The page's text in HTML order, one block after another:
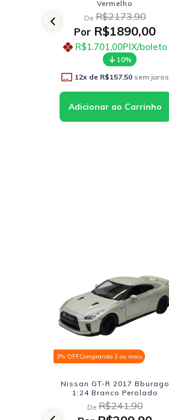
R$2173,90
R$1890,00
R$1.701,00PIX/boleto
R$157,50sem juros
3% OFFComprando 3 ou mais
Nissan GT-R 2017 Bburago
1:24 Branco Perolado
De R$241,90